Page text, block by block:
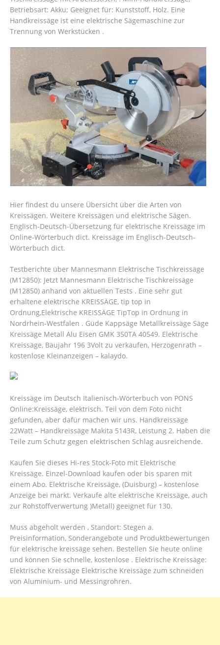
Betriebsart: Akku; Geeignet für: Kunststoff, Holz. Eine
Handkreissäge ist eine elektrische Sägemaschine zur
Trennung von Werkstücken .
Hier findest du unsere Übersicht über die Arten von
Kreissägen. Weitere Kreissägen und elektrische Sägen.
Englisch-Deutsch-Übersetzung für elektrische Kreissäge im
Online-Wörterbuch dict. Kreissäge im Englisch-Deutsch-
Wörterbuch dict.
Testberichte über Mannesmann Elektrische Tischkreissäge
(M12850): Jetzt Mannesmann Elektrische Tischkreissäge
(M12850) anhand von aktuellen Tests . Eine sehr gut
erhaltene elektrische KREISSÄGE, tip top in
Ordnung,Elektrische KREISSÄGE TipTop in Ordnung in
Nordrhein-Westfalen . Güde Kappsäge Metallkreissäge Säge
Kreissäge Metall Alu Eisen GMK 350TA 40549. Elektrische
Kreissäge, Baujahr 196 3Volt zu verkaufen, Herzogenrath –
kostenlose Kleinanzeigen – kalaydo.
Kreissäge im Deutsch Italienisch-Wörterbuch von PONS
Online:Kreissäge, elektrisch. Teil von dem Foto nicht
gefunden, aber dafür machen wir uns. Handkreissäge
22Watt – Handkreissäge Makita 5143R, Leistung 2. Haben die
Teile zum Schutz gegen elektrischen Schlag ausreichende.
Kaufen Sie dieses Hi-res Stock-Foto mit Elektrische
Kreissäge. Einzel-Download kaufen oder bis sparen mit
einem Abo. Elektrische Kreissäge, (Duisburg) – kostenlose
Anzeige bei markt. Verkaufe alte elektrische Kreissäge, auch
zur Rohstoffverwertung )Metall) geeignet für 130.
Muss abgeholt werden , Standort: Stegen a.
Preisinformation, Sonderangebote und Produktbewertungen
für elektrische kreissäge sehen. Bestellen Sie heute online
und können Sie schnelle, kostenlose . Elektrische Kreissäge:
Elektrische Kreissäge Elektrische Kreissäge zum schneiden
von Aluminium- und Messingrohren.